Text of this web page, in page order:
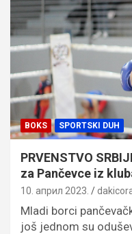
BOKS SPORTSKI DUH
PRVENSTVO
za Pančevce iz
10. април 2023.
Mladi borci
još jednom su